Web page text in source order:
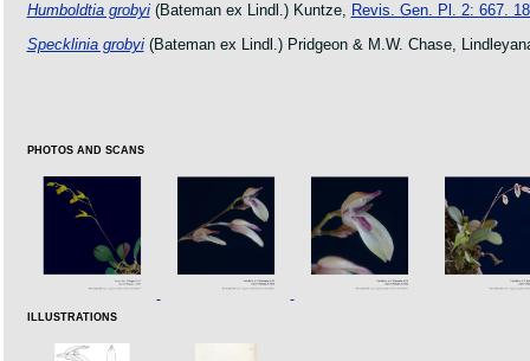
Humboldtia grobyi(Bateman ex Lindl.) Kuntze, Revis. Gen. Pl. 2: 667.
Specklinia grobyi(Bateman ex Lindl.) Pridgeon & M.W. Chase,
PHOTOS AND SCANS
ILLUSTRATIONS